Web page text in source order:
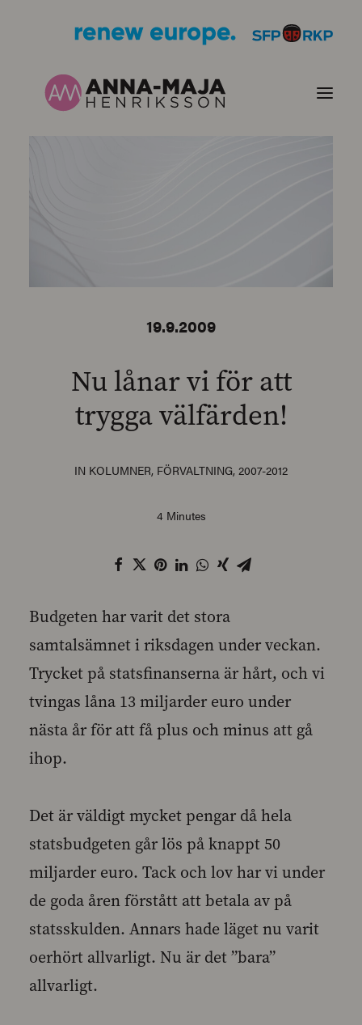
19.9.2009
Nu lånar vi för att
trygga välfärden!
IN KOLUMNER, FÖRVALTNING, 2007-2012
4 Minutes
Budgeten har varit det stora
samtalsämnet i riksdagen under veckan.
Trycket på statsfinanserna är hårt, och vi
tvingas låna 13 miljarder euro under
nästa år för att få plus och minus att gå
ihop.
Det är väldigt mycket pengar då hela
statsbudgeten går lös på knappt 50
miljarder euro. Tack och lov har vi under
de goda åren förstått att betala av på
statsskulden. Annars hade läget nu varit
oerhört allvarligt. Nu är det ”bara”
allvarligt.